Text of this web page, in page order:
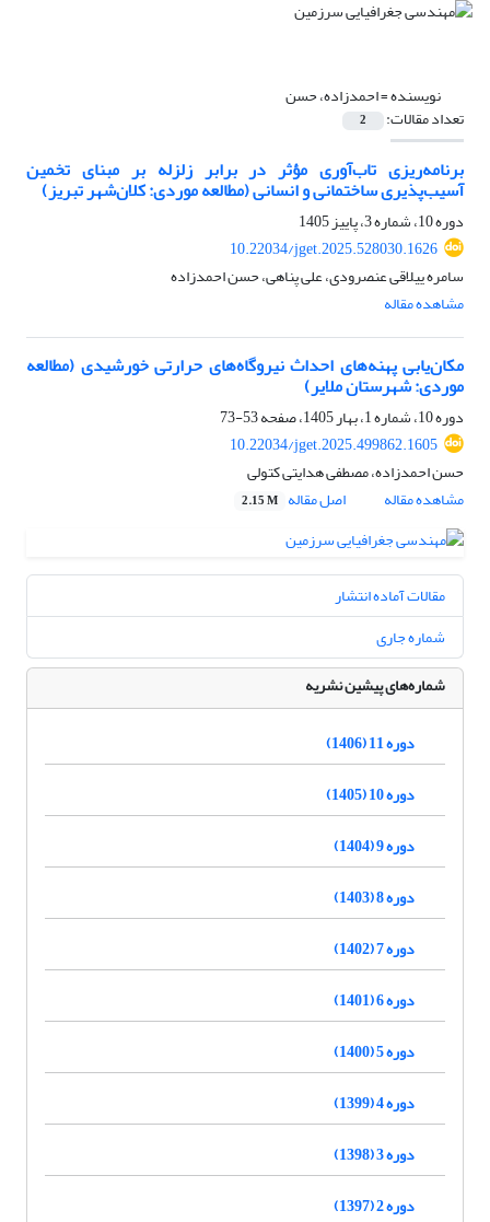
نویسنده =احمدزاده، حسن
تعداد مقالات: 2
برنامه‌ریزی تاب‌آوری مؤثر در برابر زلزله بر مبنای تخمین
آسیب‌پذیری ساختمانی و انسانی (مطالعه موردی: کلان‌شهر تبریز)
دوره 10، شماره 3، پاییز 1405
10.22034/jget.2025.528030.1626
سامره ییلاقی عنصرودی، علی پناهی، حسن احمدزاده
مشاهده مقاله
مکان‌یابی پهنه‌های احداث نیروگاه‌های حرارتی خورشیدی (مطالعه
موردی: شهرستان ملایر)
دوره 10، شماره 1، بهار 1405، صفحه
53-73
10.22034/jget.2025.499862.1605
حسن احمدزاده، مصطفی هدایتی کتولی
مشاهده مقاله
اصل مقاله 2.15 M
مقالات آماده انتشار
شماره جاری
شماره‌های پیشین نشریه
دوره 11 (1406)
دوره 10 (1405)
دوره 9 (1404)
دوره 8 (1403)
دوره 7 (1402)
دوره 6 (1401)
دوره 5 (1400)
دوره 4 (1399)
دوره 3 (1398)
دوره 2 (1397)